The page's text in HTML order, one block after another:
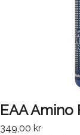
EAA Amino
349,00 kr